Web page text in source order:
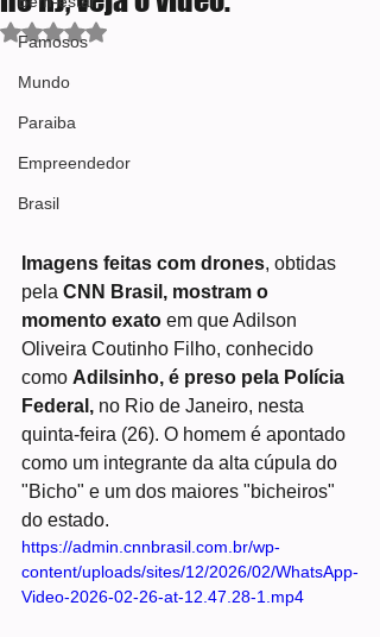
Famosos
Mundo
Paraiba
Empreendedor
Brasil
Avaliado com NaN de 5 estrelas.
Imagens feitas com drones, obtidas
pela CNN Brasil, mostram o
momento exato em que Adilson
Oliveira Coutinho Filho, conhecido
como Adilsinho, é preso pela Polícia
Federal, no Rio de Janeiro, nesta
quinta-feira (26). O homem é apontado
como um integrante da alta cúpula do
"Bicho" e um dos maiores "bicheiros"
do estado.
https://admin.cnnbrasil.com.br/wp-
content/uploads/sites/12/2026/02/WhatsApp-
Video-2026-02-26-at-12.47.28-1.mp4